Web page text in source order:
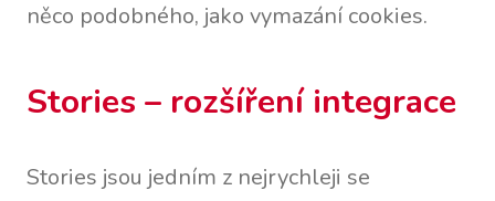
něco podobného, jako vymazání cookies.
Stories – rozšíření integrace
Stories jsou jedním z nejrychleji se